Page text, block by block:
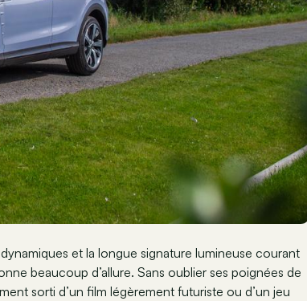
et la longue signature lumineuse courant
beaucoup d’allure. Sans oublier ses poignées de
sorti d’un film légèrement futuriste ou d’un jeu